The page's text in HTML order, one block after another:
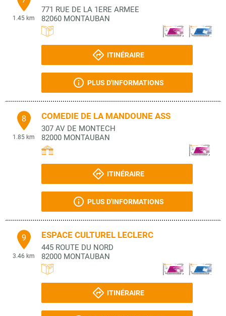
1.45 km
771 RUE DE LA 1ERE ARMEE
82060 MONTAUBAN
ITINÉRAIRE
PLUS D'INFORMATIONS
8
1.85 km
COMEDIE DE LA MANDOUNE ASS
307 AV DE MONTECH
82000 MONTAUBAN
ITINÉRAIRE
PLUS D'INFORMATIONS
9
3.46 km
ESPACE CULTUREL LECLERC
445 ROUTE DU NORD
82000 MONTAUBAN
ITINÉRAIRE